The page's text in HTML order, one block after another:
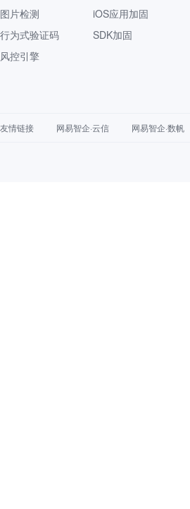
图片检测
行为式验证码
风控引擎
iOS应用加固
SDK加固
友情链接 网易智企·云信 网易智企·数帆